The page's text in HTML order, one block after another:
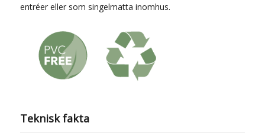
entréer eller som singelmatta inomhus.
Teknisk fakta